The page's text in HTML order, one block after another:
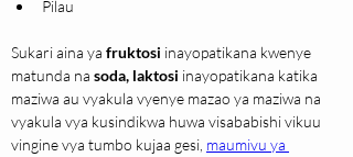
Pilau
Sukari aina ya fruktosi inayopatikana kwenye
matunda na soda, laktosi inayopatikana katika
maziwa au vyakula vyenye mazao ya maziwa na
vyakula vya kusindikwa huwa visababishi vikuu
vingine vya tumbo kujaa gesi, maumivu ya